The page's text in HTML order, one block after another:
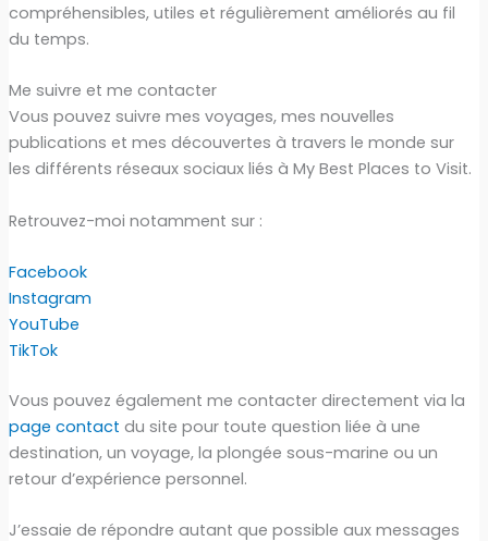
compréhensibles, utiles et régulièrement améliorés au fil
du temps.
Me suivre et me contacter
Vous pouvez suivre mes voyages, mes nouvelles
publications et mes découvertes à travers le monde sur
les différents réseaux sociaux liés à My Best Places to Visit.
Retrouvez-moi notamment sur :
Facebook
Instagram
YouTube
TikTok
Vous pouvez également me contacter directement via la
page contact du site pour toute question liée à une
destination, un voyage, la plongée sous-marine ou un
retour d’expérience personnel.
J’essaie de répondre autant que possible aux messages